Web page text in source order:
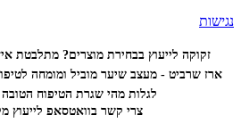
נגישות
זקוקה לייעוץ בבחירת מוצרים? מתלבטת
ארז שרביט - מעצב שיער מוביל ומומחה
לגלות מהי שגרת הטיפוח
צרי קשר בוואטסאפ לייעוץ